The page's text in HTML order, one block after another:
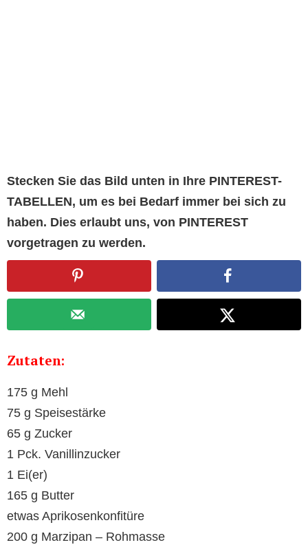
Stecken Sie das Bild unten in Ihre PINTEREST-
TABELLEN, um es bei Bedarf immer bei sich zu
haben. Dies erlaubt uns, von PINTEREST
vorgetragen zu werden.
Zutaten:
175 g Mehl
75 g Speisestärke
65 g Zucker
1 Pck. Vanillinzucker
1 Ei(er)
165 g Butter
etwas Aprikosenkonfitüre
200 g Marzipan – Rohmasse